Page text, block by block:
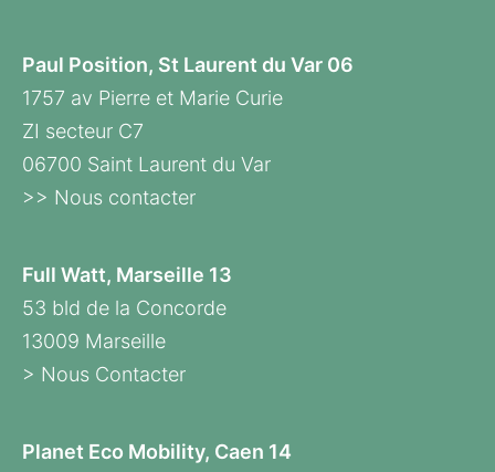
Paul Position, St Laurent du Var 06
1757 av Pierre et Marie Curie
ZI secteur C7
06700 Saint Laurent du Var
>> Nous contacter
Full Watt, Marseille 13
53 bld de la Concorde
13009 Marseille
> Nous Contacter
Planet Eco Mobility, Caen 14